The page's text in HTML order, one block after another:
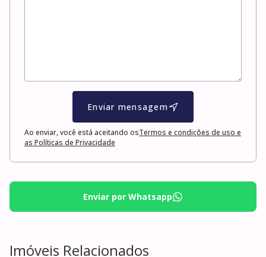
Enviar mensagem
Ao enviar, você está aceitando osTermos e condições de uso e
as Políticas de Privacidade
Enviar por Whatsapp
Imóveis Relacionados